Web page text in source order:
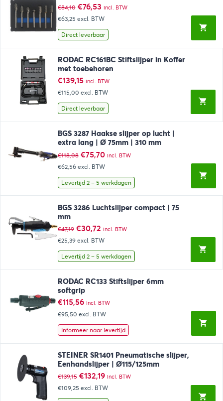
€84,10 Oorspronkelijke
prijs
was:
€84,10.
€76,53Huidige
prijs
is:
€76,53.
incl. BTW
€63,25 excl. BTW
Direct leverbaar
RODAC RC161BC Stiftslijper in Koffer
met toebehoren
€139,15 incl. BTW
€115,00 excl. BTW
Direct leverbaar
BGS 3287 Haakse slijper op lucht |
extra lang | Ø 75mm | 310 mm
€118,08 Oorspronkelijke
prijs
was:
€118,08.
€75,70Huidige
prijs
is:
€75,70.
incl. BTW
€62,56 excl. BTW
Levertijd 2 – 5 werkdagen
BGS 3286 Luchtslijper compact | 75
mm
€47,19 Oorspronkelijke
prijs
was:
€47,19.
€30,72Huidige
prijs
is:
€30,72.
incl. BTW
€25,39 excl. BTW
Levertijd 2 – 5 werkdagen
RODAC RC133 Stiftslijper 6mm
softgrip
€115,56 incl. BTW
€95,50 excl. BTW
Informeer naar levertijd
STEINER SR1401 Pneumatische slijper,
Eenhandslijper | Ø115/125mm
€139,15 Oorspronkelijke
prijs
was:
€132,19Huidige
prijs
is:
incl. BTW
€109,25 excl. BTW